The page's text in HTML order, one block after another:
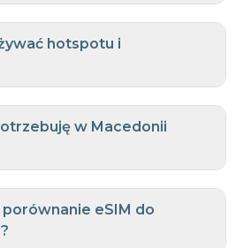
hotspotu i
w Macedonii
eSIM do